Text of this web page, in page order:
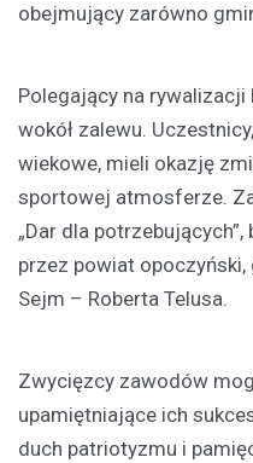
obejmujący zarówno
Polegający na rywalizacji
wokół zalewu.
wiekowe, mieli okazję
sportowej atmosferze.
„Dar dla
przez powiat opoczyński,
Sejm – Roberta Telusa.
Zwycięzcy zawodów
upamiętniające ich
duch patriotyzmu i